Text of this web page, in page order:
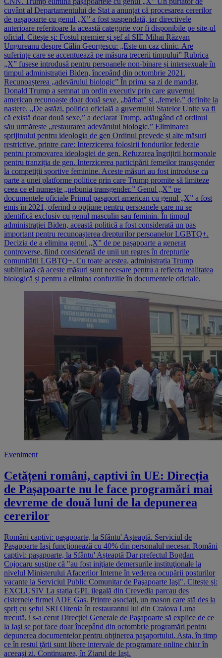
cuvânt al Departamentului de Stat a anunțat că procesarea cererilor
de pașapoarte cu genul „X” a fost suspendată, iar directivele
anterioare referitoare la această categorie vor fi disponibile pe site-ul
oficial. Citește și: Fostul premier și șef al SIE Mihai Răzvan
Ungureanu despre Călin Georgescu: „Este un caz clinic. Are
suferințe care se accentuează pe măsura trecerii timpului” Rubrica
„X” fusese introdusă pentru persoanele non-binare și intersexuale în
timpul administrației Biden, începând din octombrie 2021.
Recunoașterea „adevărului biologic” În prima sa zi de mandat,
Donald Trump a semnat un ordin executiv prin care guvernul
american recunoaște doar două sexe, „bărbat” și „femeie,” definite la
naștere. „De astăzi, politica oficială a guvernului Statelor Unite va fi
că există doar două sexe,” a declarat Trump, adăugând că ordinul
său urmărește „restaurarea adevărului biologic.” Eliminarea
sprijinului pentru ideologia de gen Ordinul prevede și alte măsuri
restrictive, printre care: Interzicerea folosirii fondurilor federale
pentru promovarea ideologiei de gen. Refuzarea îngrijirii hormonale
pentru tranziția de gen. Interzicerea participării femeilor transgender
la competiții sportive feminine. Aceste măsuri au fost introduse ca
parte a unei platforme politice prin care Trump promite să limiteze
ceea ce el numește „nebunia transgender.” Genul „X” pe
documentele oficiale Primul pașaport american cu genul „X” a fost
emis în 2021, oferind o opțiune pentru persoanele care nu se
identifică exclusiv cu genul masculin sau feminin. În timpul
administrației Biden, această politică a fost considerată un pas
important pentru recunoașterea drepturilor persoanelor LGBTQ+.
Decizia de a elimina genul „X” de pe pașapoarte a generat
controverse, fiind considerată de unii un regres în drepturile
comunității LGBTQ+. Cu toate acestea, administrația Trump
subliniază că aceste măsuri sunt necesare pentru a reflecta realitatea
biologică și pentru a elimina confuziile în documentele oficiale.
Eveniment
Cetățeni români, captivi în UE: Direcția
de Pașapoarte nu le face programări mai
devreme de două luni de la depunerea
cererilor
Români captivi: pașapoarte, la Sfântu' Așteaptă. Serviciul de
Paşapoarte Iaşi funcţionează cu 40% din personalul necesar. Români
captivi: pașapoarte, la Sfântu' Așteaptă Dar prefectul Bogdan
Cojocaru susţine că "au fost iniţiate demersurile instituţionale la
nivelul Ministerului Afacerilor Interne în vederea ocupării posturilor
vacante la Serviciul Public Comunitar de Paşapoarte Iaşi". Citește și:
EXCLUSIV La stația GPL ilegală din Crevedia parcau des
cisternele firmei ADE Gas. Printre asociați, un mason care stă des la
șpriț cu șeful SRI Oltenia în restaurantul lui din Craiova Luna
trecută, i s-a cerut Direcţiei Generale de Paşapoarte să explice de ce
la Iaşi se pot face doar începând din octombrie programări pentru
depunerea documentelor pentru obţinerea paşaportului. Asta, în timp
ce în restul ţării sunt libere intervale de programare online chiar în
aceeaşi zi. Continuarea, în Ziarul de Iași.